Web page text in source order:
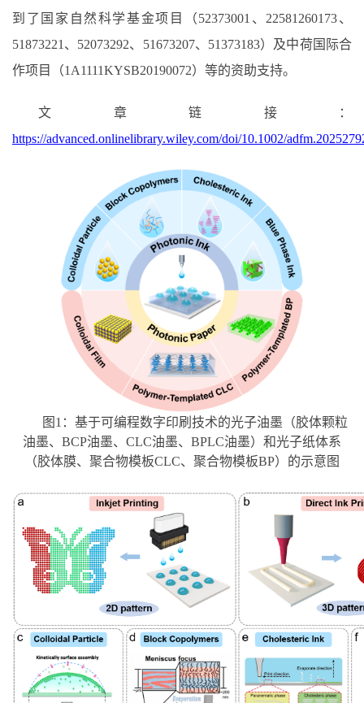
到了国家自然科学基金项目（52373001 、 22581260173、
51873221 、 52073292、 51673207、 51373183）及中荷国际合
作项目（1A1111KYSB20190072）等的资助支持。
文章链接：
https://advanced.onlinelibrary.wiley.com/doi/10.1002/
图 1 ：基于可编程数字印刷技术的光子油墨（胶体颗粒
油墨、 BCP油墨、 CLC油墨、 BPLC油墨）和光子纸体系
（胶体膜、聚合物模板CLC、聚合物模板BP）的示意图